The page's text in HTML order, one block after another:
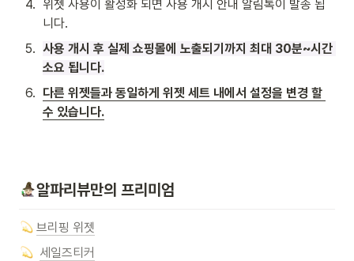
4. 위젯 사용이 활성화 되면 사용 개시 안내 알림톡이 발송 됩
니다.
5. 사용 개시 후 실제 쇼핑몰에 노출되기까지 최대 30분~시간
소요 됩니다.
6. 다른 위젯들과 동일하게 위젯 세트 내에서 설정을 변경 할
수 있습니다.
알파리뷰만의 프리미엄
브리핑 위젯
세일즈티커